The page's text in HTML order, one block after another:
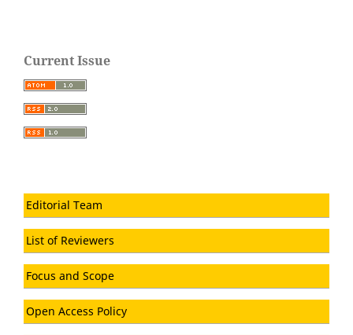
Current Issue
Editorial Team
List of Reviewers
Focus and Scope
Open Access Policy